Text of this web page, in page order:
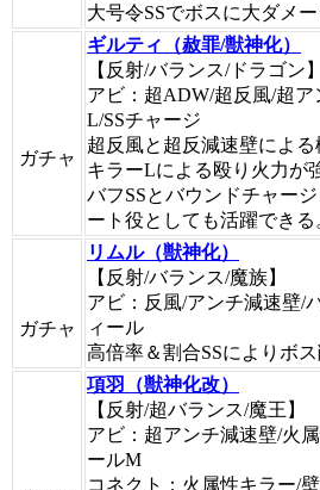
大号令SSでボスに大ダメー
ガチャ
ギルティ（赦罪/獣神化）
【反射/バランス/ドラゴン】
アビ：超ADW/超反風/超
L/SSチャージ
超反風と超反減速壁によ
キラーLによる殴り火力が
バフSSとバウンドチャー
ート役としても活躍できる
ガチャ
リムル（獣神化）
【反射/バランス/魔族】
アビ：反風/アンチ減速壁/
ィール
高倍率＆割合SSによりボ
項羽（獣神化改）
【反射/超バランス/魔王】
アビ：超アンチ減速壁/火
ールM
コネクト：火属性キラー/